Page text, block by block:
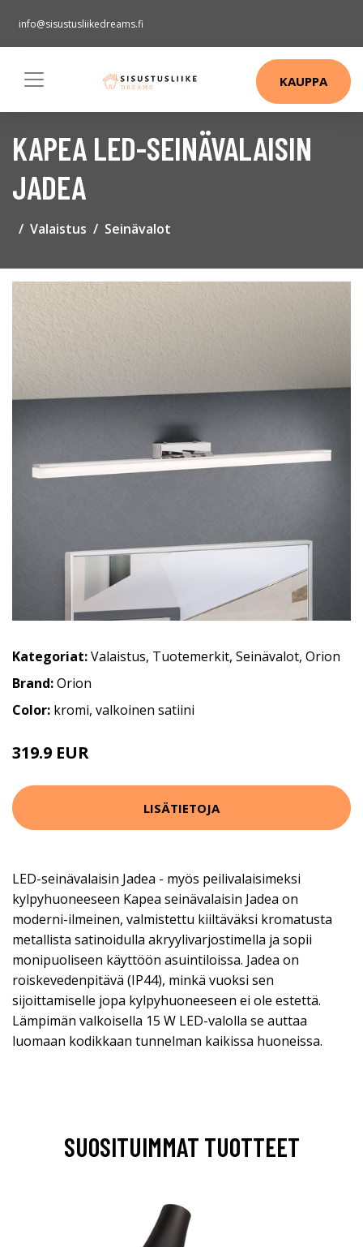
info@sisustusliikedreams.fi
KAUPPA
KAPEA LED-SEINÄVALAISIN
JADEA
Valaistus Seinävalot
Kategoriat:Valaistus, Tuotemerkit, Seinävalot, Orion
Brand:Orion
Color: kromi, valkoinen satiini
319.9 EUR
LISÄTIETOJA
LED-seinävalaisin Jadea - myös peilivalaisimeksi
kylpyhuoneeseen Kapea seinävalaisin Jadea on
moderni-ilmeinen, valmistettu kiiltäväksi kromatusta
metallista satinoidulla akryylivarjostimella ja sopii
monipuoliseen käyttöön asuintiloissa. Jadea on
roiskevedenpitävä (IP44), minkä vuoksi sen
sijoittamiselle jopa kylpyhuoneeseen ei ole estettä.
Lämpimän valkoisella 15 W LED-valolla se auttaa
luomaan kodikkaan tunnelman kaikissa huoneissa.
SUOSITUIMMAT TUOTTEET